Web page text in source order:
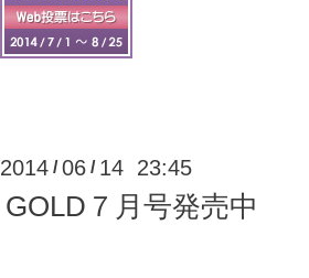
2014 /06 / 14 23:45
GOLD７月号発売中